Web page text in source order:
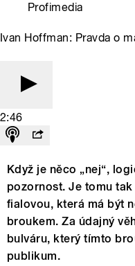
Profimedia
Ivan Hoffman: Pravda o
2:46
Když je něco „nej“,
pozornost. Je tomu
fialovou, která má být
broukem. Za údajný
bulváru, který tímto
publikum.